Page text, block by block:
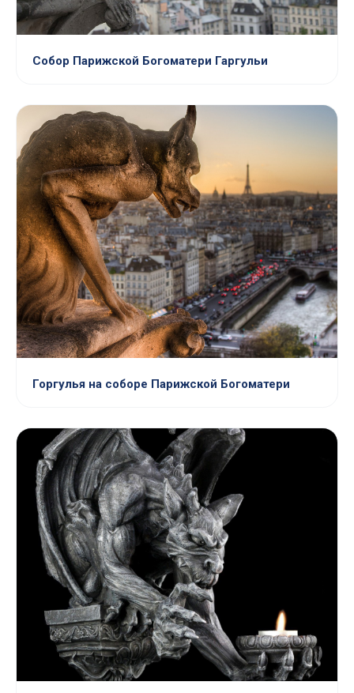
Собор Парижской Богоматери Гаргульи
Горгулья на соборе Парижской Богоматери